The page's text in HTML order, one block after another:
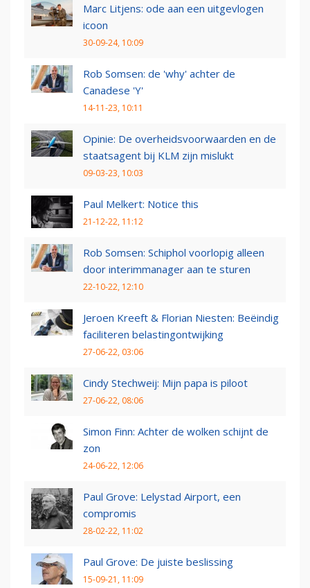
Marc Litjens: ode aan een uitgevlogen
icoon
30-09-24, 10:09
Rob Somsen: de 'why' achter de
Canadese 'Y'
14-11-23, 10:11
Opinie: De overheidsvoorwaarden en de
staatsagent bij KLM zijn mislukt
09-03-23, 10:03
Paul Melkert: Notice this
21-12-22, 11:12
Rob Somsen: Schiphol voorlopig alleen
door interimmanager aan te sturen
22-10-22, 12:10
Jeroen Kreeft & Florian Niesten: Beëindig
faciliteren belastingontwijking
27-06-22, 03:06
Cindy Stechweij: Mijn papa is piloot
27-06-22, 08:06
Simon Finn: Achter de wolken schijnt de
zon
24-06-22, 12:06
Paul Grove: Lelystad Airport, een
compromis
28-02-22, 11:02
Paul Grove: De juiste beslissing
15-09-21, 11:09